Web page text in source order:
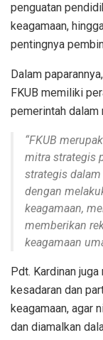
penguatan
keagamaan,
pentingnya
Dalam paparannya,
FKUB memiliki
pemerintah dalam
“FKUB
mitra strategis
strategis
dengan
keagamaan,
memberikan
keagamaan
Pdt. Kardinan
kesadaran dan
keagamaan, agar
dan diamalkan